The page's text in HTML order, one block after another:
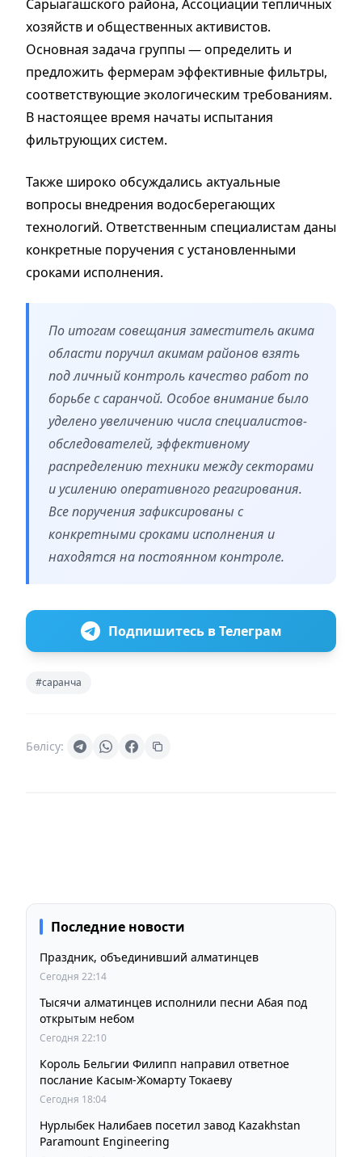
Сарыагашского района, Ассоциации тепличных
хозяйств и общественных активистов.
Основная задача группы — определить и
предложить фермерам эффективные фильтры,
соответствующие экологическим требованиям.
В настоящее время начаты испытания
фильтрующих систем.
Также широко обсуждались актуальные
вопросы внедрения водосберегающих
технологий. Ответственным специалистам даны
конкретные поручения с установленными
сроками исполнения.
По итогам совещания заместитель акима
области поручил акимам районов взять
под личный контроль качество работ по
борьбе с саранчой. Особое внимание было
уделено увеличению числа специалистов-
обследователей, эффективному
распределению техники между секторами
и усилению оперативного реагирования.
Все поручения зафиксированы с
конкретными сроками исполнения и
находятся на постоянном контроле.
Подпишитесь в Телеграм
#саранча
Бөлісу:
Последние новости
Праздник, объединивший алматинцев
Сегодня 22:14
Тысячи алматинцев исполнили песни Абая под
открытым небом
Сегодня 22:10
Король Бельгии Филипп направил ответное
послание Касым-Жомарту Токаеву
Сегодня 18:04
Нурлыбек Налибаев посетил завод Kazakhstan
Paramount Engineering